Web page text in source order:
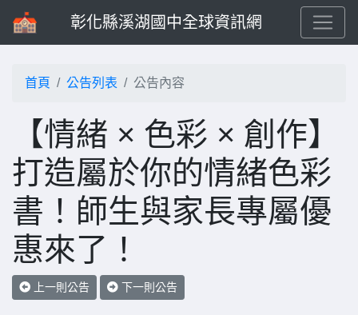
彰化縣溪湖國中全球資訊網
首頁 公告列表 公告內容
【情緒 × 色彩 × 創作】
打造屬於你的情緒色彩
書！師生與家長專屬優
惠來了！
上一則公告 下一則公告